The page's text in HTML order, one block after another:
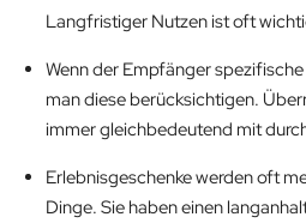
Langfristiger Nutzen ist oft
Wenn der Empfänger
man diese berücksichtigen.
immer gleichbedeutend mit
Erlebnisgeschenke werden oft
Dinge. Sie haben einen